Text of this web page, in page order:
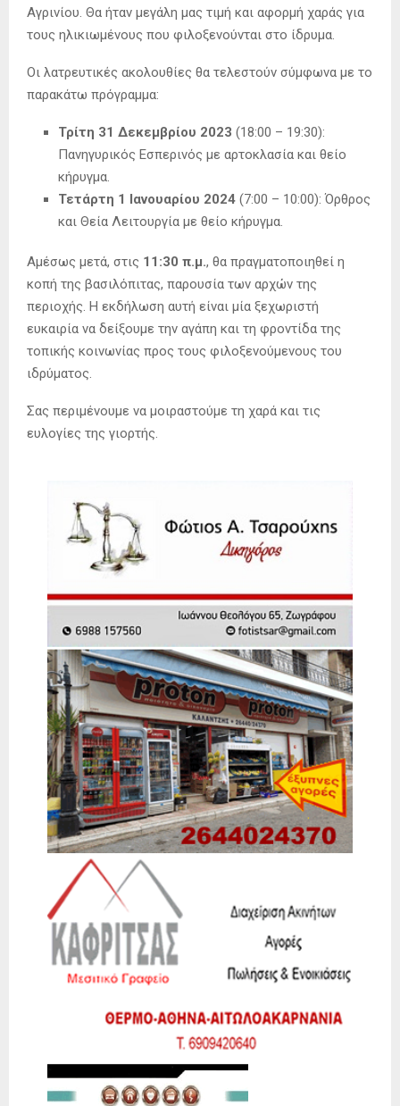
Αγρινίου. Θα ήταν μεγάλη μας τιμή και αφορμή χαράς για
τους ηλικιωμένους που φιλοξενούνται στο ίδρυμα.
Οι λατρευτικές ακολουθίες θα τελεστούν σύμφωνα με το
παρακάτω πρόγραμμα:
Τρίτη 31 Δεκεμβρίου 2023 (18:00 – 19:30):
Πανηγυρικός Εσπερινός με αρτοκλασία και θείο
κήρυγμα.
Τετάρτη 1 Ιανουαρίου 2024 (7:00 – 10:00): Όρθρος
και Θεία Λειτουργία με θείο κήρυγμα.
Αμέσως μετά, στις 11:30 π.μ., θα πραγματοποιηθεί η
κοπή της βασιλόπιτας, παρουσία των αρχών της
περιοχής. Η εκδήλωση αυτή είναι μία ξεχωριστή
ευκαιρία να δείξουμε την αγάπη και τη φροντίδα της
τοπικής κοινωνίας προς τους φιλοξενούμενους του
ιδρύματος.
Σας περιμένουμε να μοιραστούμε τη χαρά και τις
ευλογίες της γιορτής.